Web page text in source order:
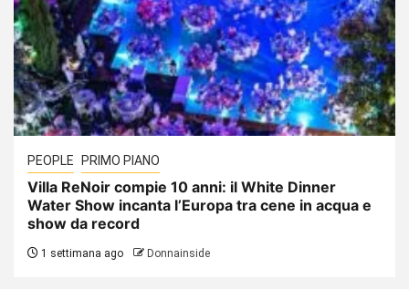
PEOPLE PRIMO PIANO
Villa ReNoir compie 10 anni: il White Dinner
Water Show incanta l’Europa tra cene in acqua e
show da record
1 settimana ago Donnainside